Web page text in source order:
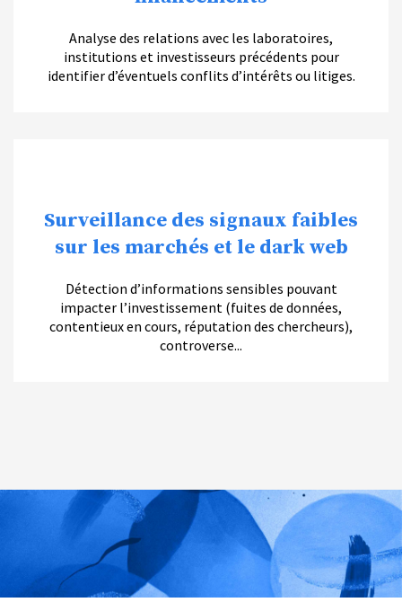
Analyse des relations avec les laboratoires,
institutions et investisseurs précédents pour
identifier d’éventuels conflits d’intérêts ou litiges.
Surveillance des signaux faibles
sur les marchés et le dark web
Détection d’informations sensibles pouvant
impacter l’investissement (fuites de données,
contentieux en cours, réputation des chercheurs),
controverse...